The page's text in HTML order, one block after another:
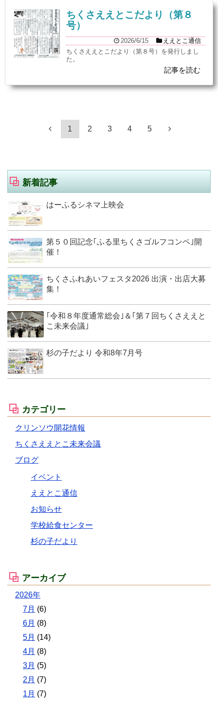
ちくさええとこだより（第８
号）
2026/6/15
ええとこ通信
ちくさええとこだより（第８号）を発行しまし
た。
記事を読む
1 2 3 4 5
新着記事
はーふるシネマ上映会
第５０回記念｢ふる里ちくさゴルフコンペ｣開
催！
ちくさふれあいフェスタ2026 出演・出店大募
集！
｢令和８年度通常総会｣＆｢第７回ちくさええと
こ未来会議｣
杉の子だより 令和8年7月号
カテゴリー
クリンソウ開花情報
ちくさええとこ未来会議
ブログ
イベント
ええとこ通信
お知らせ
学校給食センター
杉の子だより
アーカイブ
2026年
7月 (6)
6月 (8)
5月 (14)
4月 (8)
3月 (5)
2月 (7)
1月 (7)